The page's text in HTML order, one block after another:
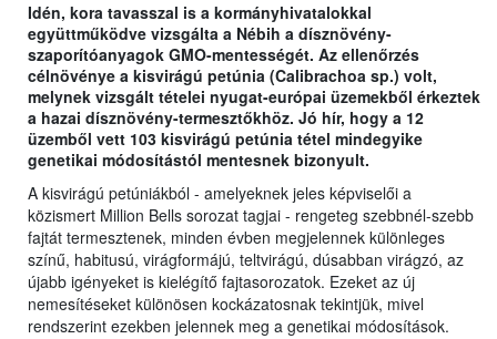
Idén, kora tavasszal is a kormányhivatalokkal
együttműködve vizsgálta a Nébih a dísznövény-
szaporítóanyagok GMO-mentességét. Az ellenőrzés
célnövénye a kisvirágú petúnia (Calibrachoa sp.) volt,
melynek vizsgált tételei nyugat-európai üzemekből érkeztek
a hazai dísznövény-termesztőkhöz. Jó hír, hogy a 12
üzemből vett 103 kisvirágú petúnia tétel mindegyike
genetikai módosítástól mentesnek bizonyult.
A kisvirágú petúniákból - amelyeknek jeles képviselői a
közismert Million Bells sorozat tagjai - rengeteg szebbnél-szebb
fajtát termesztenek, minden évben megjelennek különleges
színű, habitusú, virágformájú, teltvirágú, dúsabban virágzó, az
újabb igényeket is kielégítő fajtasorozatok. Ezeket az új
nemesítéseket különösen kockázatosnak tekintjük, mivel
rendszerint ezekben jelennek meg a genetikai módosítások.